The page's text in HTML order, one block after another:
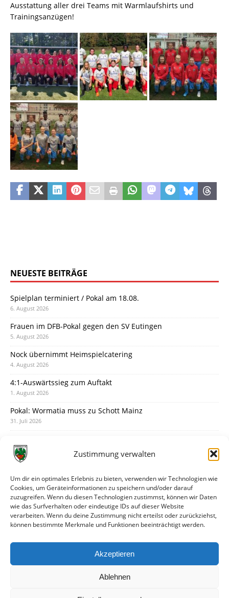
Zustimmung verwalten
Um dir ein optimales Erlebnis zu bieten, verwenden wir Technologien wie
Cookies, um Geräteinformationen zu speichern und/oder darauf
zuzugreifen. Wenn du diesen Technologien zustimmst, können wir Daten
wie das Surfverhalten oder eindeutige IDs auf dieser Website
verarbeiten. Wenn du deine Zustimmung nicht erteilst oder zurückziehst,
können bestimmte Merkmale und Funktionen beeinträchtigt werden.
Akzeptieren
Ablehnen
Ausstattung aller drei Teams mit Warmlaufshirts und
Trainingsanzügen!
NEUESTE BEITRÄGE
Spielplan terminiert / Pokal am 18.08.
6. August 2026
Frauen im DFB-Pokal gegen den SV Eutingen
5. August 2026
Nock übernimmt Heimspielcatering
4. August 2026
4:1-Auswärtssieg zum Auftakt
1. August 2026
Pokal: Wormatia muss zu Schott Mainz
31. Juli 2026
30. Juli 2026
28. Juli 2026
Neuer Rückensponsor
28. Juli 2026
Neue Podcast-Folge: So tickt Björn!
Eindrücke vom Stadionfest
27. Juli 2026